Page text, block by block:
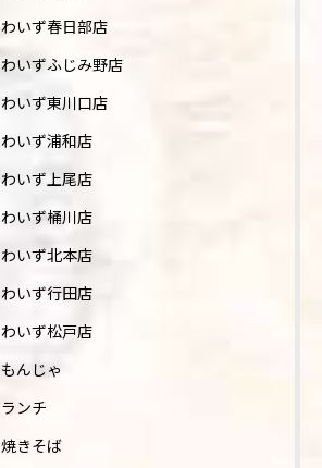
わいず春日部店
わいずふじみ野店
わいず東川口店
わいず浦和店
わいず上尾店
わいず桶川店
わいず北本店
わいず行田店
わいず松戸店
もんじゃ
ランチ
焼きそば